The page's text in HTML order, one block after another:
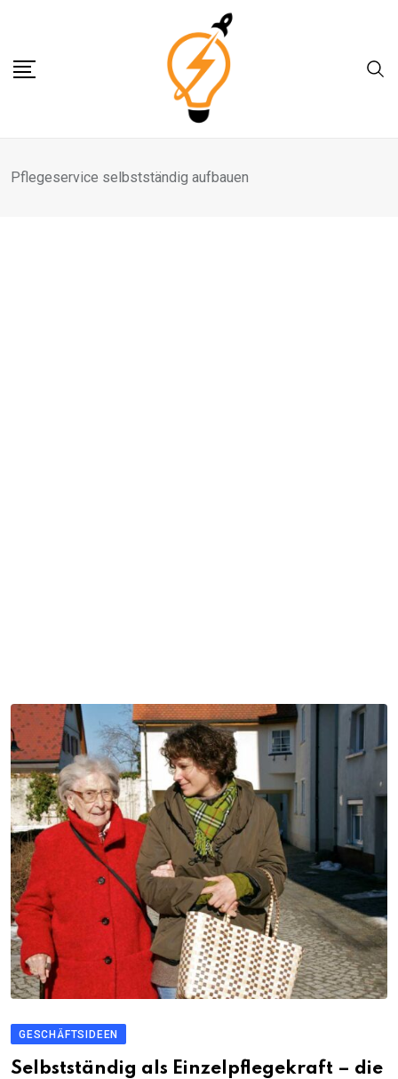
content
Pflegeservice selbstständig aufbauen
GESCHÄFTSIDEEN
Selbstständig als Einzelpflegekraft – die